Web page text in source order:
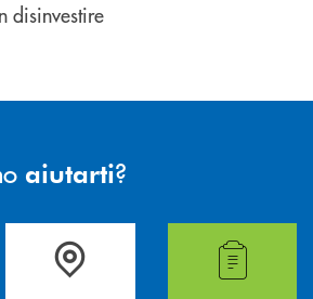
disinvestire
aiutarti?
il form e noi ti richiamiamo
La&nbsp; Filiale &nbsp;vicina a te. &nbsp;
Hai bisogno di